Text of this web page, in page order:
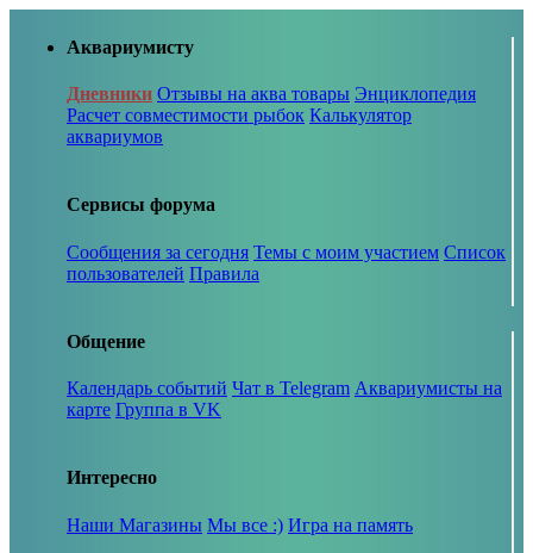
Аквариумисту
Дневники Отзывы на аква товары Энциклопедия
Расчет совместимости рыбок Калькулятор
аквариумов
Сервисы форума
Сообщения за сегодня Темы с моим участием Список
пользователей Правила
Общение
Календарь событий Чат в Telegram Аквариумисты на
карте Группа в VK
Интересно
Наши Магазины Мы все :) Игра на память